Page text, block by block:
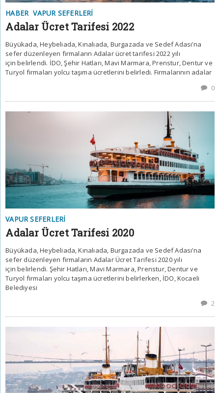
HABER VAPUR SEFERLERI
Adalar Ücret Tarifesi 2022
Büyükada, Heybeliada, Kınalıada, Burgazada ve Sedef Adası’na
sefer düzenleyen firmaların Adalar ücret tarifesi 2022 yılı
için belirlendi. İDO, Şehir Hatları, Mavi Marmara, Prenstur, Dentur ve
Turyol firmaları yolcu taşıma ücretlerini belirledi. Firmalarının adalar
0
VAPUR SEFERLERI
Adalar Ücret Tarifesi 2020
Büyükada, Heybeliada, Kınalıada, Burgazada ve Sedef Adası’na
sefer düzenleyen firmaların Adalar Ücret Tarifesi 2020 yılı
için belirlendi. Şehir Hatları, Mavi Marmara, Prenstur, Dentur ve
Turyol firmaları yolcu taşıma ücretlerini belirlerken, İDO, Kocaeli
Belediyesi
2